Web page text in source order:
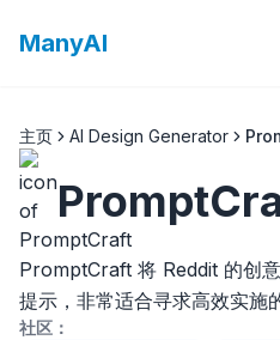
ManyAI
主页 AI Design Generator
PromptCraft 将 Reddit 的创
提示，非常适合寻求高效实施
社区：